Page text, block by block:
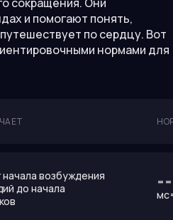
и помогают понять,
по сердцу. Вот
нормами для
возбуждения
до начала